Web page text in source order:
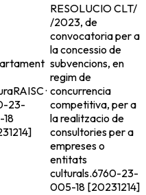
RAISC ·
23-
RESOLUCIO CLT/
/2023, de
convocatoria per a
la concessio de
subvencions, en
regim de
concurrencia
competitiva, per a
la realitzacio de
consultories per a
empreses o
entitats
culturals.6760-23-
005-18 [20231214]